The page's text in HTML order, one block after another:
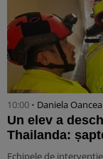
10:00 • Daniela Oancea
Un elev a
Thailanda: